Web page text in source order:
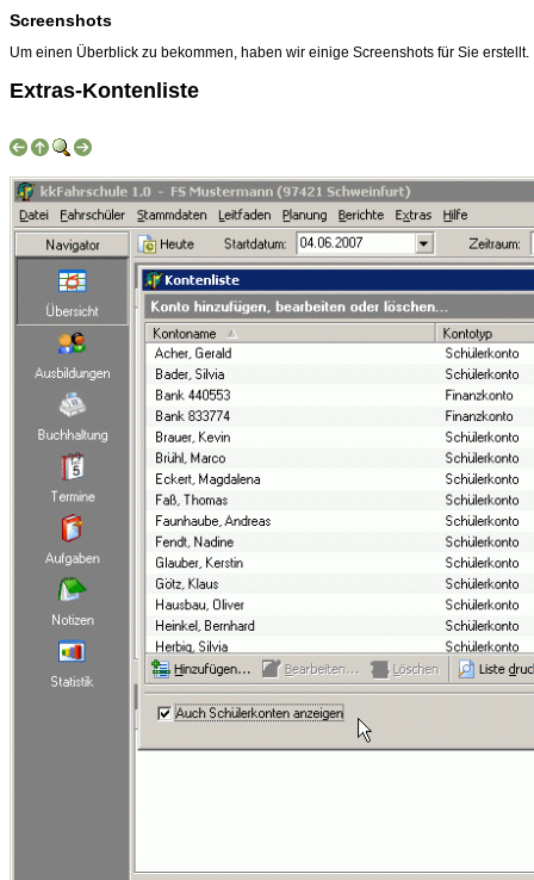
Screenshots
Um einen Überblick zu bekommen, haben wir einige Screenshots für Sie erstellt.
Extras-Kontenliste